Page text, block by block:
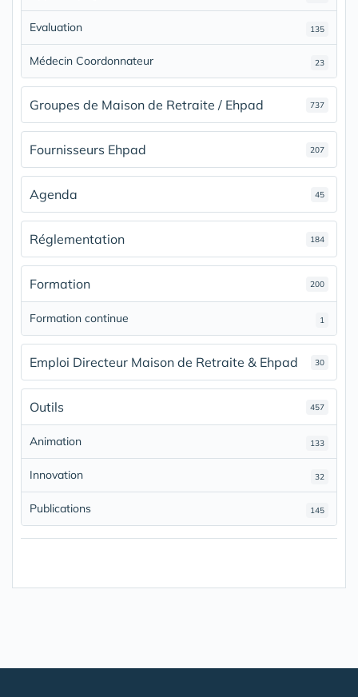
Evaluation 135
Médecin Coordonnateur 23
Groupes de Maison de Retraite / Ehpad 737
Fournisseurs Ehpad 207
Agenda 45
Réglementation 184
Formation 200
Formation continue 1
Emploi Directeur Maison de Retraite & Ehpad 30
Outils 457
Animation 133
Innovation 32
Publications 145